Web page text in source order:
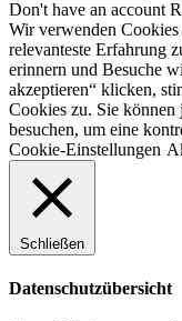
Don't have an account
Wir verwenden
relevanteste Erfahrung
erinnern und Besuche
akzeptieren“ klicken,
Cookies zu. Sie
besuchen, um eine
Cookie-Einstellungen
Schließen
Datenschutzübersicht